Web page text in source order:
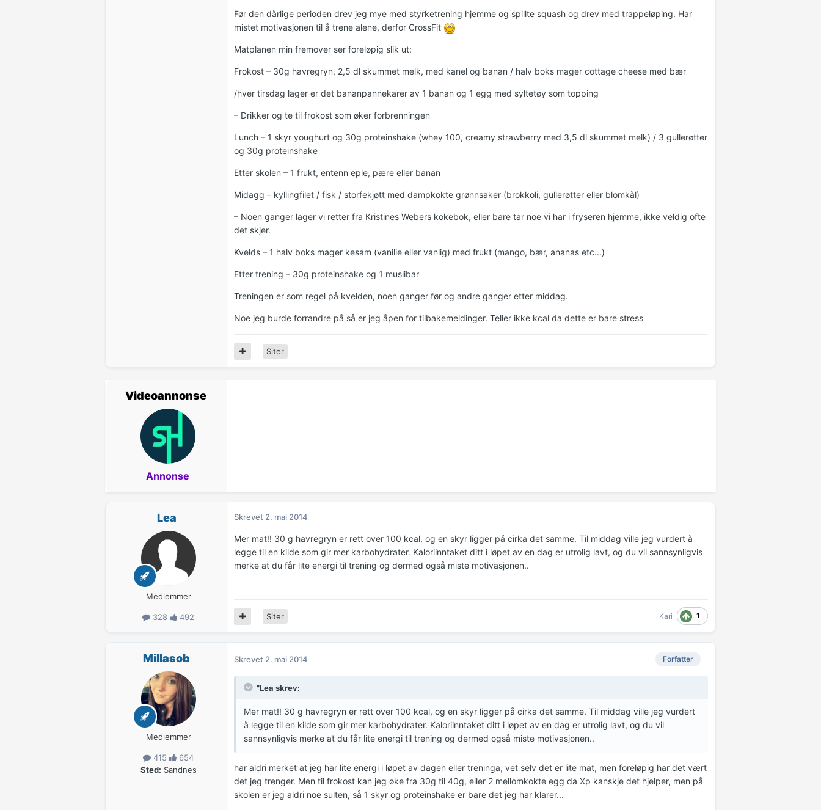
Før den dårlige perioden drev jeg mye med styrketrening hjemme og spillte squash og drev med trappeløping. Har
mistet motivasjonen til å trene alene, derfor CrossFit
Matplanen min fremover ser foreløpig slik ut:
Frokost – 30g havregryn, 2,5 dl skummet melk, med kanel og banan / halv boks mager cottage cheese med bær
/hver tirsdag lager er det bananpannekarer av 1 banan og 1 egg med syltetøy som topping
– Drikker og te til frokost som øker forbrenningen
Lunch – 1 skyr youghurt og 30g proteinshake (whey 100, creamy strawberry med 3,5 dl skummet melk) / 3 gullerøtter
og 30g proteinshake
Etter skolen – 1 frukt, entenn eple, pære eller banan
Midagg – kyllingfilet / fisk / storfekjøtt med dampkokte grønnsaker (brokkoli, gullerøtter eller blomkål)
– Noen ganger lager vi retter fra Kristines Webers kokebok, eller bare tar noe vi har i fryseren hjemme, ikke veldig ofte
det skjer.
Kvelds – 1 halv boks mager kesam (vanilie eller vanlig) med frukt (mango, bær, ananas etc...)
Etter trening – 30g proteinshake og 1 muslibar
Treningen er som regel på kvelden, noen ganger før og andre ganger etter middag.
Noe jeg burde forrandre på så er jeg åpen for tilbakemeldinger. Teller ikke kcal da dette er bare stress
Siter
Videoannonse
Annonse
Lea
Medlemmer
328 492
Skrevet 2. mai 2014
Mer mat!! 30 g havregryn er rett over 100 kcal, og en skyr ligger på cirka det samme. Til middag ville jeg vurdert å
legge til en kilde som gir mer karbohydrater. Kaloriinntaket ditt i løpet av en dag er utrolig lavt, og du vil sannsynligvis
merke at du får lite energi til trening og dermed også miste motivasjonen..
Kari 1
Siter
Millasob
Medlemmer
415
654
Sted: Sandnes
Forfatter
Skrevet 2. mai 2014
"Lea skrev:
Mer mat!! 30 g havregryn er rett over 100 kcal, og en skyr ligger på cirka det samme. Til middag ville jeg vurdert
å legge til en kilde som gir mer karbohydrater. Kaloriinntaket ditt i løpet av en dag er utrolig lavt, og du vil
sannsynligvis merke at du får lite energi til trening og dermed også miste motivasjonen..
har aldri merket at jeg har lite energi i løpet av dagen eller treninga, vet selv det er lite mat, men foreløpig har det vært
det jeg trenger. Men til frokost kan jeg øke fra 30g til 40g, eller 2 mellomkokte egg da Xp kanskje det hjelper, men på
skolen er jeg aldri noe sulten, så 1 skyr og proteinshake er bare det jeg har klarer...